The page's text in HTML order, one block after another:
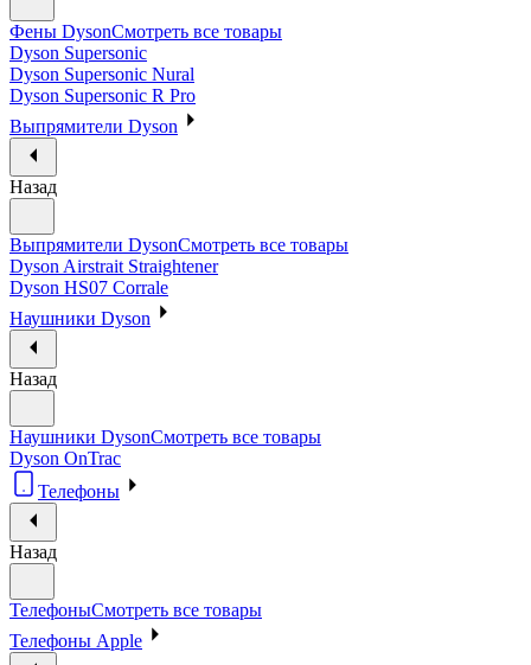
Фены DysonСмотреть все товары
Dyson Supersonic
Dyson Supersonic Nural
Dyson Supersonic R Pro
Выпрямители Dyson
Назад
Выпрямители DysonСмотреть все товары
Dyson Airstrait Straightener
Dyson HS07 Corrale
Наушники Dyson
Назад
Наушники DysonСмотреть все товары
Dyson OnTrac
Телефоны
Назад
ТелефоныСмотреть все товары
Телефоны Apple